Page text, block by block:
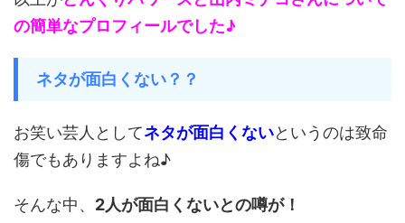
の簡単なプロフィールでした♪
ネタが面白くない？？
お笑い芸人としてネタが面白くないというのは致命
傷でもありますよね♪
そんな中、 2人が面白くないとの噂が！